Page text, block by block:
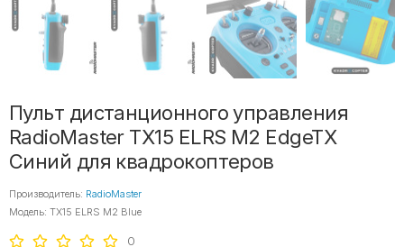
Пульт дистанционного управления
RadioMaster TX15 ELRS M2 EdgeTX
Синий для квадрокоптеров
Производитель: RadioMaster
Модель: TX15 ELRS M2 Blue
0